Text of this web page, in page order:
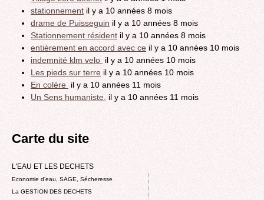
stationnement il y a 10 années 8 mois
drame de Puisseguin il y a 10 années 8 mois
Stationnement résident il y a 10 années 8 mois
entièrement en accord avec ce il y a 10 années 10 mois
indemnité klm velo il y a 10 années 10 mois
Les pieds sur terre il y a 10 années 10 mois
En colère il y a 10 années 11 mois
Un Sens humaniste, il y a 10 années 11 mois
Carte du site
L'EAU ET LES DECHETS
Economie d’eau, SAGE, Sécheresse
La GESTION DES DECHETS